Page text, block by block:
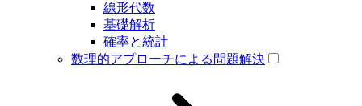
線形代数
基礎解析
確率と統計
数理的アプローチによる問題解決